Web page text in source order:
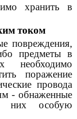
хранить в
током
повреждения,
предметы в
необходимо
поражение
провода
- обнаженные
них особую